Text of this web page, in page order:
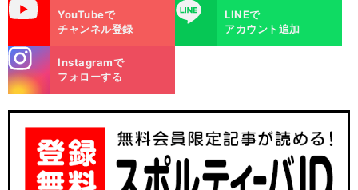
YouTubeで
チャンネル登録
LINE
LINEで
アカウント追加
m
Instagramで
フォローする